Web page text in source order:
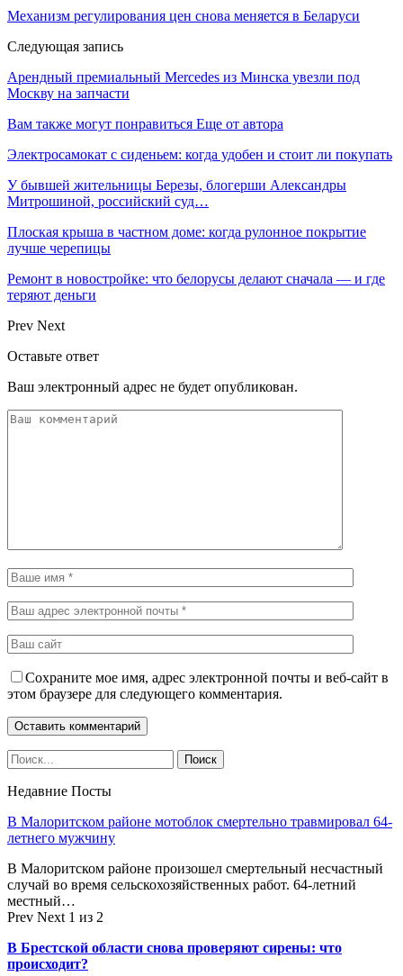
Механизм регулирования цен снова меняется в Беларуси
Следующая запись
Арендный премиальный Mercedes из Минска увезли под
Москву на запчасти
Вам также могут понравиться Еще от автора
Электросамокат с сиденьем: когда удобен и стоит ли покупать
У бывшей жительницы Березы, блогерши Александры
Митрошиной, российский суд…
Плоская крыша в частном доме: когда рулонное покрытие
лучше черепицы
Ремонт в новостройке: что белорусы делают сначала — и где
теряют деньги
Prev Next
Оставьте ответ
Ваш электронный адрес не будет опубликован.
Сохраните мое имя, адрес электронной почты и веб-сайт в
этом браузере для следующего комментария.
Недавние Посты
В Малоритском районе мотоблок смертельно травмировал 64-
летнего мужчину
В Малоритском районе произошел смертельный несчастный
случай во время сельскохозяйственных работ. 64-летний
местный…
Prev Next 1 из 2
В Брестской области снова проверяют сирены: что
происходит?